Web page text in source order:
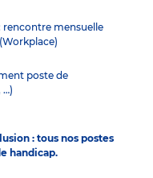
rencontre mensuelle
poste de
…)
: tous nos postes
handicap.